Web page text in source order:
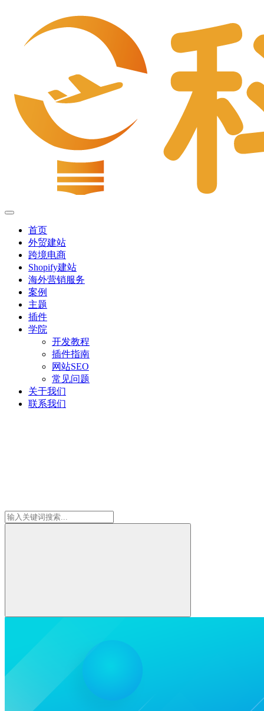
首页
外贸建站
跨境电商
Shopify建站
海外营销服务
案例
主题
插件
学院
开发教程
插件指南
网站SEO
常见问题
关于我们
联系我们